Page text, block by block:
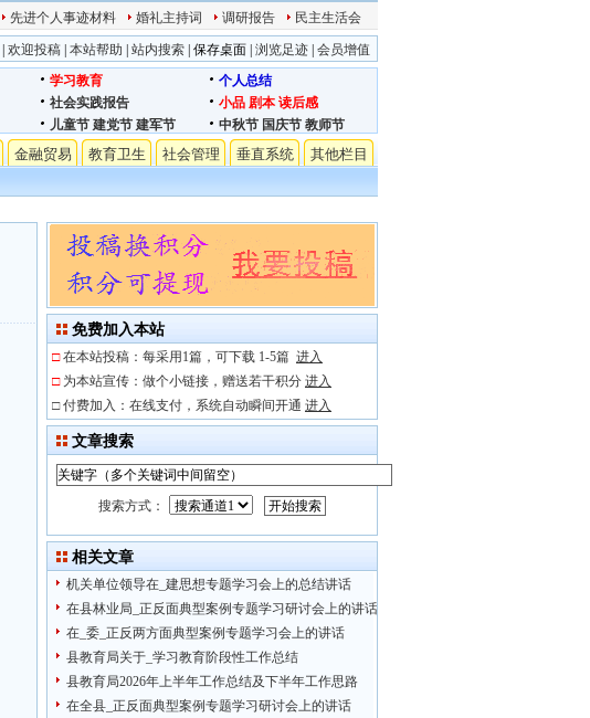
先进个人事迹材料 婚礼主持词 调研报告 民主生活会
欢迎投稿 本站帮助 站内搜索 保存桌面 浏览足迹 会员增值
学习教育
个人总结
社会实践报告 小品 剧本 读后感
儿童节 建党节 建军节 中秋节 国庆节 教师节
金融贸易 教育卫生 社会管理 垂直系统 其他栏目
免费加入本站
□ 在本站投稿：每采用1篇，可下载 1-5篇 进入
□ 为本站宣传：做个小链接，赠送若干积分 进入
□ 付费加入：在线支付，系统自动瞬间开通 进入
文章搜索
搜索方式：
相关文章
机关单位领导在_建思想专题学习会上的总结讲话
在县林业局_正反面典型案例专题学习研讨会上的讲话
在_委_正反两方面典型案例专题学习会上的讲话
县教育局关于_学习教育阶段性工作总结
县教育局2026年上半年工作总结及下半年工作思路
在全县_正反面典型案例专题学习研讨会上的讲话